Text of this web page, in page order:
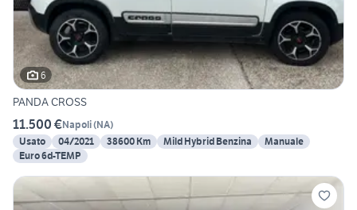
6
PANDA CROSS
11.500 €Napoli(NA)
Usato
04/2021 38600 Km Mild Hybrid Benzina
Manuale
Euro 6d-TEMP